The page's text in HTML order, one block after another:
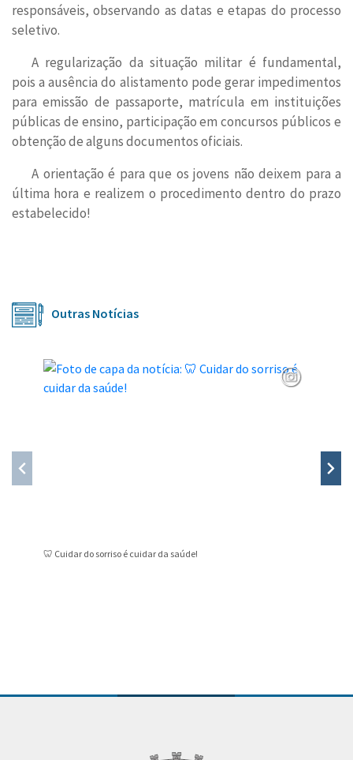
responsáveis, observando as datas e etapas do processo
seletivo.
A regularização da situação militar é fundamental,
pois a ausência do alistamento pode gerar impedimentos
para emissão de passaporte, matrícula em instituições
públicas de ensino, participação em concursos públicos e
obtenção de alguns documentos oficiais.
A orientação é para que os jovens não deixem para a
última hora e realizem o procedimento dentro do prazo
estabelecido!
Outras Notícias
🦷 Cuidar do sorriso é cuidar da saúde!